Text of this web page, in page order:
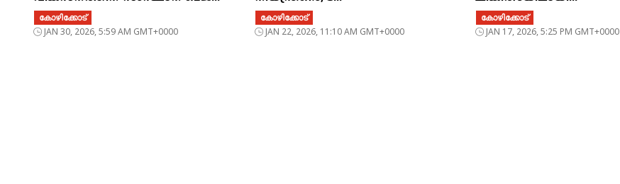
കോഴിക്കോട്
JAN 30, 2026, 5:59 AM GMT+0000
കോഴിക്കോട്
JAN 22, 2026, 11:10 AM GMT+0000
കോഴിക്കോട്
JAN 17, 2026, 5:25 PM GMT+0000